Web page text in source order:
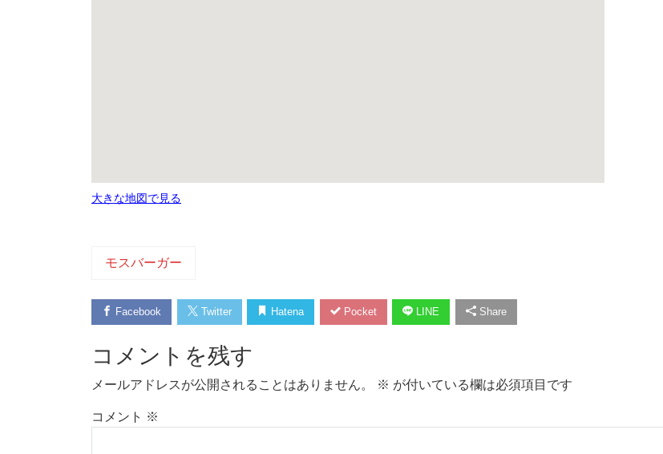
大きな地図で見る
モスバーガー
Facebook Twitter Hatena Pocket LINE Share
コメントを残す
メールアドレスが公開されることはありません。 ※ が付いている欄は必須項目です
コメント ※